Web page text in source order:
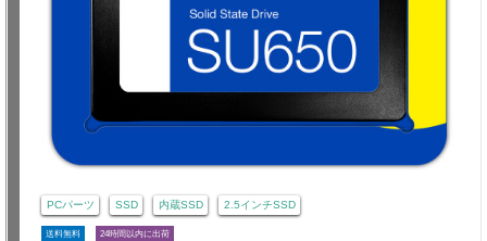
PCパーツ SSD 内蔵SSD 2.5インチSSD
送料無料 24時間以内に出荷